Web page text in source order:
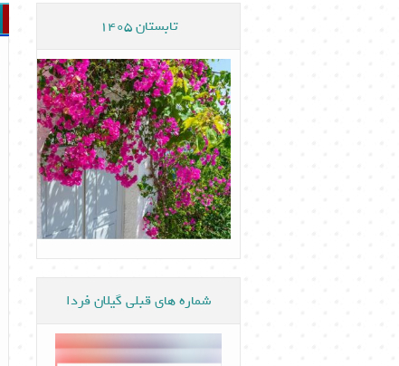
تابستان 1405
شماره های قبلی گیلان فردا